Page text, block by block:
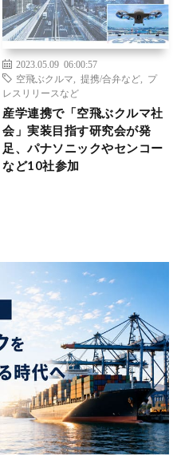
2023.05.09 06:00:57
空飛ぶクルマ
提携/合弁など
プ
レスリリースなど
産学連携で「空飛ぶクルマ社
会」実装目指す研究会が発
足、パナソニックやセンコー
など10社参加